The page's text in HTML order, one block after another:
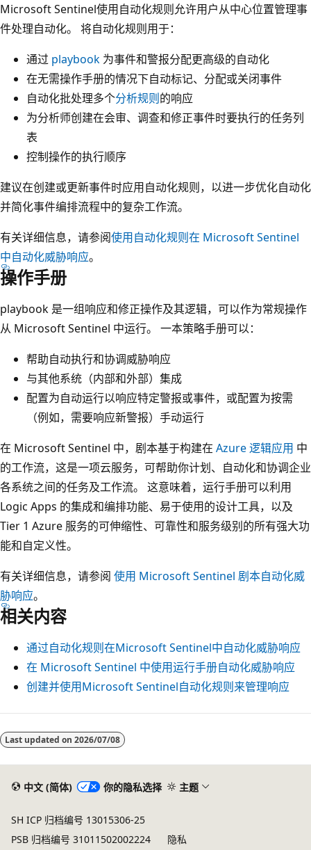
Microsoft Sentinel使用自动化规则允许用户从中心位置管理事
件处理自动化。 将自动化规则用于：
通过 playbook 为事件和警报分配更高级的自动化
在无需操作手册的情况下自动标记、分配或关闭事件
自动化批处理多个分析规则的响应
为分析师创建在会审、调查和修正事件时要执行的任务列
表
控制操作的执行顺序
建议在创建或更新事件时应用自动化规则，以进一步优化自动化
并简化事件编排流程中的复杂工作流。
有关详细信息，请参阅使用自动化规则在 Microsoft Sentinel
中自动化威胁响应。
操作手册
playbook 是一组响应和修正操作及其逻辑，可以作为常规操作
从 Microsoft Sentinel 中运行。 一本策略手册可以：
帮助自动执行和协调威胁响应
与其他系统（内部和外部）集成
配置为自动运行以响应特定警报或事件，或配置为按需
（例如，需要响应新警报）手动运行
在 Microsoft Sentinel 中，剧本基于构建在 Azure 逻辑应用 中
的工作流，这是一项云服务，可帮助你计划、自动化和协调企业
各系统之间的任务及工作流。 这意味着，运行手册可以利用
Logic Apps 的集成和编排功能、易于使用的设计工具，以及
Tier 1 Azure 服务的可伸缩性、可靠性和服务级别的所有强大功
能和自定义性。
有关详细信息，请参阅 使用 Microsoft Sentinel 剧本自动化威
胁响应。
相关内容
通过自动化规则在Microsoft Sentinel中自动化威胁响应
在 Microsoft Sentinel 中使用运行手册自动化威胁响应
创建并使用Microsoft Sentinel自动化规则来管理响应
阅
读Last updated on 2026/07/08
中文 (简体) 你的隐私选择 主题
SH ICP 归档编号 13015306-25
PSB 归档编号 31011502002224
隐私